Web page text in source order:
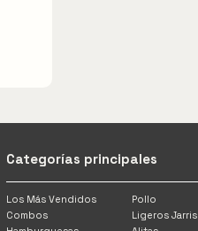
Categorías principales
Los Más Vendidos
Pollo
Combos
Ligeros Jarris